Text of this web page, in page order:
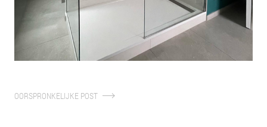
organisatie
reiniging
speciale elementen
glas
technische vormen
type installatie
gebruikershandleidingen
montage-instructies
encoder
file 3d
monstername binnen 24 uur
catalogi
BEDRIJF
een italiaans verhaal
duurzaamheid
OORSPRONKELIJKE POST